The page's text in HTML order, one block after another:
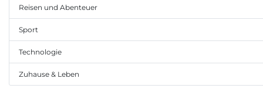
Reisen und Abenteuer
Sport
Technologie
Zuhause & Leben